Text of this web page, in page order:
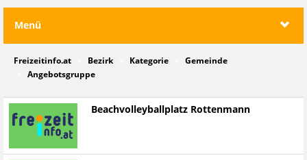
Menü
Freizeitinfo.at Bezirk Kategorie
Gemeinde
Angebotsgruppe
Beachvolleyballplatz Rottenmann